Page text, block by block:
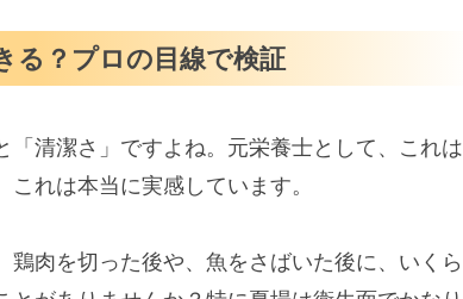
なに変わる
る？プロの目線で検証
清潔さ」ですよね。元栄養士として、これは
れは本当に実感しています。
肉を切った後や、魚をさばいた後に、いくら